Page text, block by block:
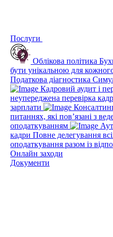
Послуги
Облікова політика
бути унікальною для
Податкова діагностика
Кадровий аудит і
неупереджена перевірка
зарплати
питаннях, які пов’язані з
оподаткуванням
кадри Повне делегування
оподаткування разом із
Онлайн заходи
Документи